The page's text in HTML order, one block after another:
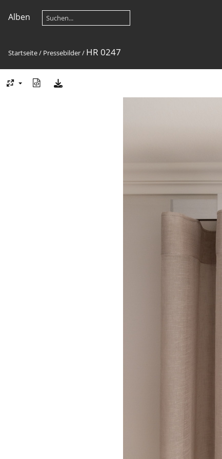
Alben
Startseite/ Pressebilder/ HR 0247